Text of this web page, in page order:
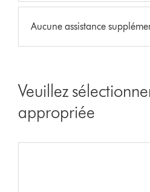
Aucune assistance
Veuillez
appropriée